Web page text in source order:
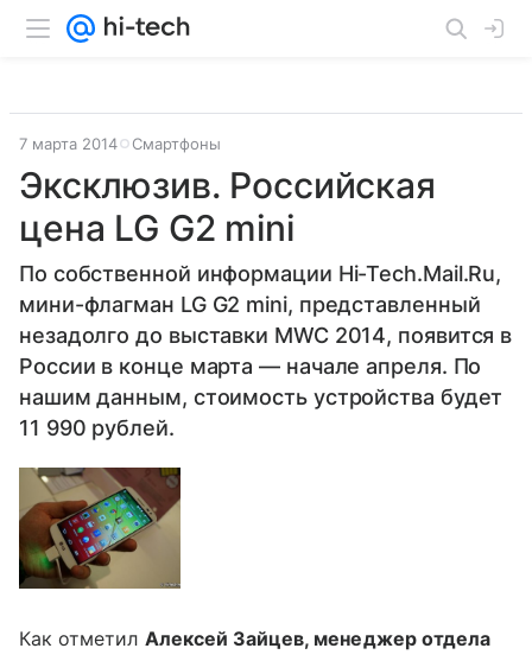
7 марта 2014 Смартфоны
Эксклюзив. Российская
цена LG G2 mini
По собственной информации Hi-Tech.Mail.Ru,
мини-флагман LG G2 mini, представленный
незадолго до выставки MWC 2014, появится в
России в конце марта — начале апреля. По
нашим данным, стоимость устройства будет
11 990 рублей.
Как отметил Алексей Зайцев, менеджер отдела